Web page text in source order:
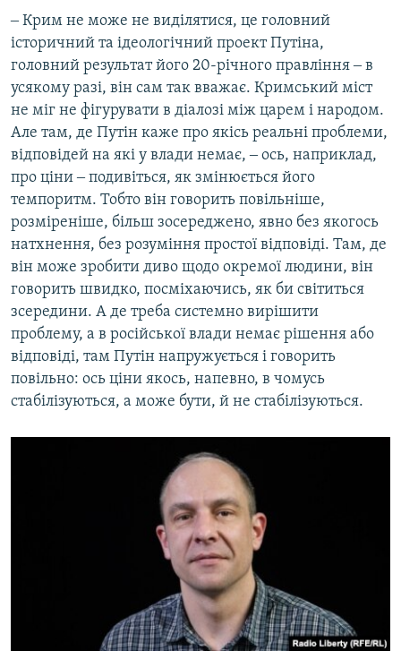
‒ Крим не може не виділятися, це головний
історичний та ідеологічний проект Путіна,
головний результат його 20-річного правління ‒ в
усякому разі, він сам так вважає. Кримський міст
не міг не фігурувати в діалозі між царем і народом.
Але там, де Путін каже про якісь реальні проблеми,
відповідей на які у влади немає, ‒ ось, наприклад,
про ціни ‒ подивіться, як змінюється його
темпоритм. Тобто він говорить повільніше,
розміреніше, більш зосереджено, явно без якогось
натхнення, без розуміння простої відповіді. Там, де
він може зробити диво щодо окремої людини, він
говорить швидко, посміхаючись, як би світиться
зсередини. А де треба системно вирішити
проблему, а в російської влади немає рішення або
відповіді, там Путін напружується і говорить
повільно: ось ціни якось, напевно, в чомусь
стабілізуються, а може бути, й не стабілізуються.